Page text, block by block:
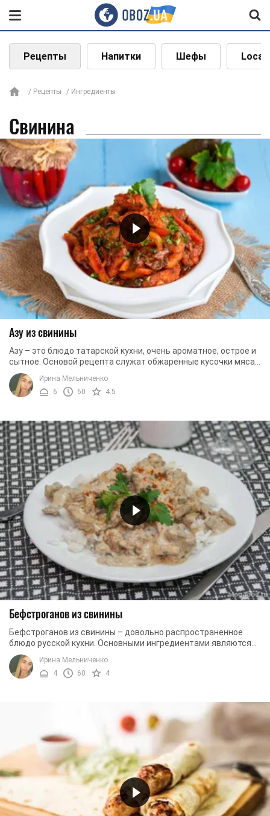
Рецепты Напитки Шефы Local
Рецепты Ингредиенты
Свинина
Азу из свинины
Азу – это блюдо татарской кухни, очень ароматное, острое и
сытное. Основой рецепта служат обжаренные кусочки мяса,
тушеные помидоры, лук и картофель. ...
Ирина Мельниченко
6
60 4.5
Бефстроганов из свинины
Бефстроганов из свинины – довольно распространенное
блюдо русской кухни. Основными ингредиентами являются
мясо, нарезанное кусочками, и сметанный ...
Ирина Мельниченко
4
60 4